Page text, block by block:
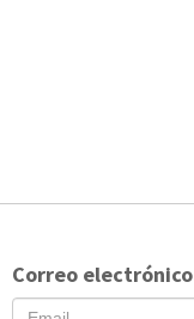
Correo electrónico